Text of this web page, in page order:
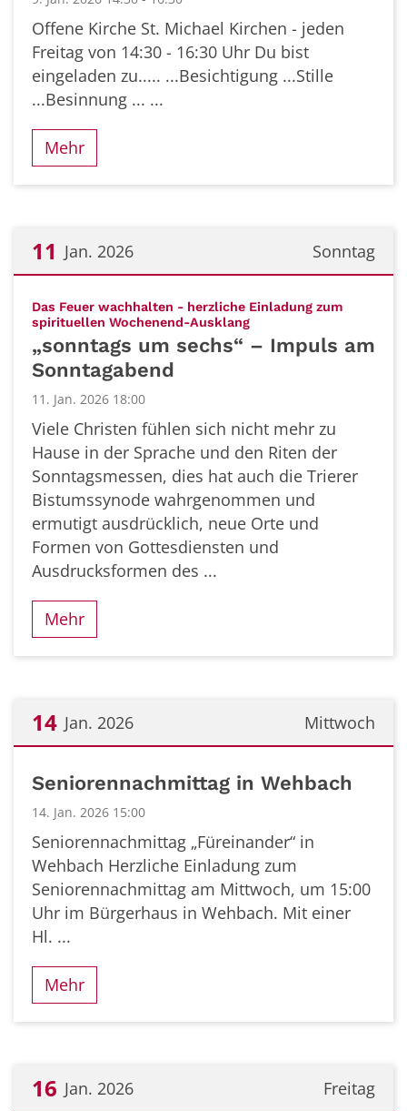
Offene Kirche St. Michael Kirchen - jeden
Freitag von 14:30 - 16:30 Uhr Du bist
eingeladen zu..... ...Besichtigung ...Stille
...Besinnung ... ...
Mehr
Sonntag
11 Jan. 2026
Das Feuer wachhalten - herzliche Einladung zum
spirituellen Wochenend-Ausklang:
„sonntags um sechs“ – Impuls am
Sonntagabend
11. Jan. 2026 18:00
Viele Christen fühlen sich nicht mehr zu
Hause in der Sprache und den Riten der
Sonntagsmessen, dies hat auch die Trierer
Bistumssynode wahrgenommen und
ermutigt ausdrücklich, neue Orte und
Formen von Gottesdiensten und
Ausdrucksformen des ...
Mehr
Mittwoch
14 Jan. 2026
Seniorennachmittag in Wehbach
14. Jan. 2026 15:00
Seniorennachmittag „Füreinander“ in
Wehbach Herzliche Einladung zum
Seniorennachmittag am Mittwoch, um 15:00
Uhr im Bürgerhaus in Wehbach. Mit einer
Hl. ...
Mehr
Freitag
16 Jan. 2026